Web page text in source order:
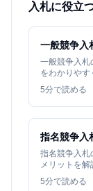
入札に役立
一般競争入
一般競争入札
をわかりやす
5分で読める
指名競争入
指名競争入札
メリットを解
5分で読める